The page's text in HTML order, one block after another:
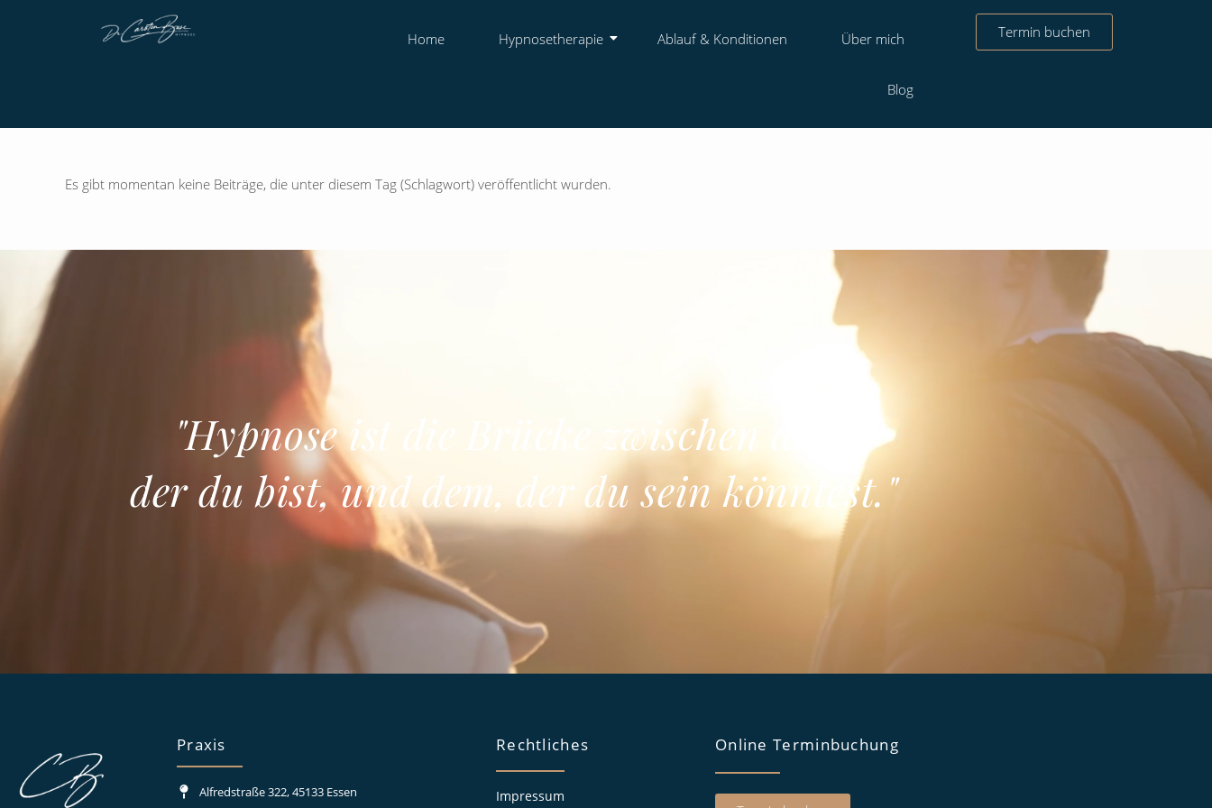
Home Hypnosetherapie Ablauf & Konditionen Über mich
Blog
Termin buchen
Es gibt momentan keine Beiträge, die unter diesem Tag (Schlagwort) veröffentlicht wurden.
"Hypnose ist die Brücke zwischen dem,
der du bist, und dem, der du sein könntest."
Praxis
Alfredstraße 322, 45133 Essen
Rechtliches
Impressum
Online Terminbuchung